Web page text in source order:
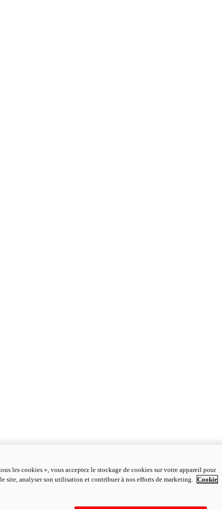
les cookies », vous acceptez le stockage de cookies sur votre appareil pour
site, analyser son utilisation et contribuer à nos efforts de marketing. Cookie